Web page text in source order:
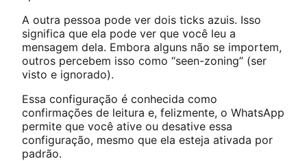
A outra pessoa pode ver dois ticks azuis. Isso
significa que ela pode ver que você leu a
mensagem dela. Embora alguns não se importem,
outros percebem isso como “seen-zoning” (ser
visto e ignorado).
Essa configuração é conhecida como
confirmações de leitura e, felizmente, o WhatsApp
permite que você ative ou desative essa
configuração, mesmo que ela esteja ativada por
padrão.